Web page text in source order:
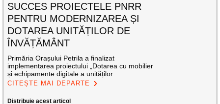
SUCCES PROIECTELE PNRR
PENTRU MODERNIZAREA ȘI
DOTAREA UNITĂȚILOR DE
ÎNVĂȚĂMÂNT
Primăria Orașului Petrila a finalizat
implementarea proiectului „Dotarea cu mobilier
și echipamente digitale a unităților
CITEȘTE MAI DEPARTE
Distribuie acest articol